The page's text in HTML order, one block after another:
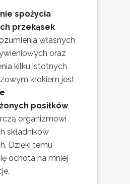
spożycia
przekąsek
własnych
oraz
kilku istotnych
krokiem jest
posiłków,
organizmowi
składników
Dzięki temu
ochota na mniej